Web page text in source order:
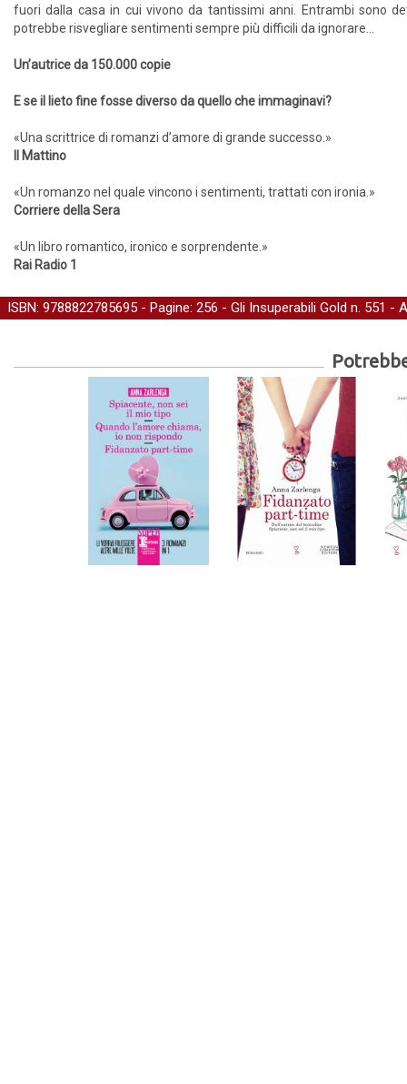
fuori dalla casa in cui vivono da tantissimi anni. Entrambi sono
potrebbe risvegliare sentimenti sempre più difficili da ignorare...
Un’autrice da 150.000 copie
E se il lieto fine fosse diverso da quello che immaginavi?
«Una scrittrice di romanzi d’amore di grande successo.»
Il Mattino
«Un romanzo nel quale vincono i sentimenti, trattati con ironia.»
Corriere della Sera
«Un libro romantico, ironico e sorprendente.»
Rai Radio 1
ISBN: 9788822785695 - Pagine: 256 - Gli Insuperabili Gold n. 551 -